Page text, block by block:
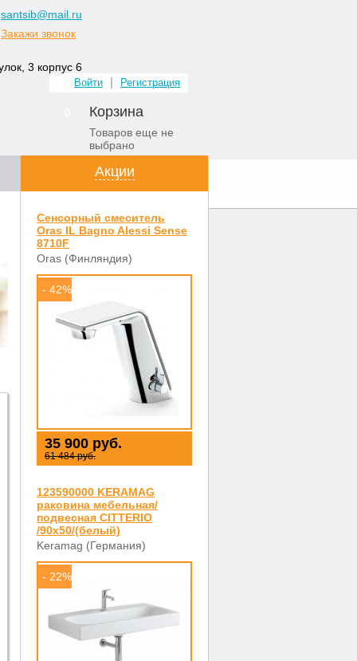
santsib@mail.ru
Закажи звонок
3 корпус 6
Войти Регистрация
Корзина
Товаров еще не
выбрано
Контакты
Акции
Сенсорный смеситель
Oras IL Bagno Alessi Sense
8710F
Oras (Финляндия)
- 42%
35 900 руб.
61 484 руб.
123590000 KERAMAG
раковина мебельная/
подвесная CITTERIO
/90x50/(белый)
Keramag (Германия)
- 22%